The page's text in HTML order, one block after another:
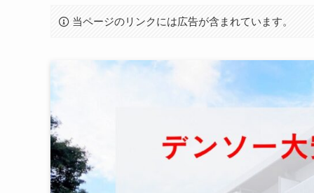
当ページのリンクには広告が含まれています。